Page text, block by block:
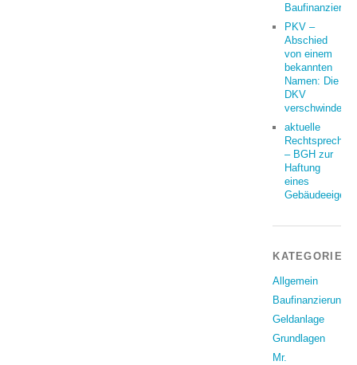
PKV –
Abschied
von einem
bekannten
Namen: Die
DKV
verschwindet
aktuelle
– BGH zur
Haftung
eines
KATEGORIEN
Allgemein
Baufinanzierung
Geldanlage
Grundlagen
Mr.